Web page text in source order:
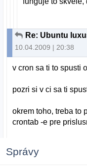
Re: Ubuntu
10.04.2009 | 20:38
v cron sa ti to spusti
pozri si v ci sa ti
okrem toho, treba to
crontab -e pre
Správy